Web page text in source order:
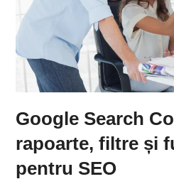
Google Search
rapoarte, filtre și
pentru SEO